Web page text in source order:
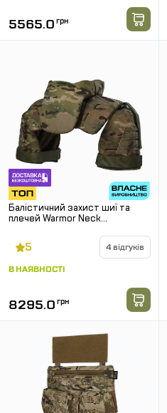
5565.0 грн
Балістичний захист шиї та
плечей Warmor Neck
SPECPROM. Мультикам
5 4 відгуків
В НАЯВНОСТІ
8295.0 грн